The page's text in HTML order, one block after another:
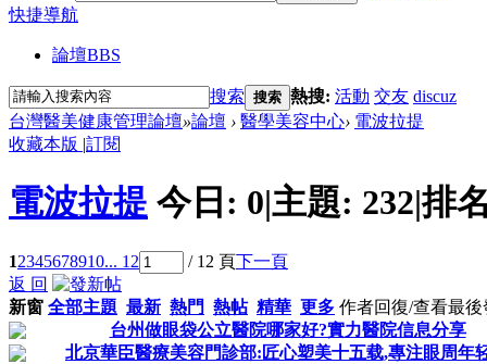
快捷導航
論壇BBS
搜索 搜索 熱搜: 活動 交友 discuz
台灣醫美健康管理論壇»論壇 › 醫學美容中心› 電波拉提
收藏本版 |訂閱
電波拉提 今日: 0|主題: 232|排
12345678910... 12 / 12 頁下一頁
返 回
新窗 全部主題 最新 熱門 熱帖 精華 更多 作者回復/查看最後
台州做眼袋公立醫院哪家好?實力醫院信息分享
北京華臣醫療美容門診部:匠心塑美十五载,專注眼周年